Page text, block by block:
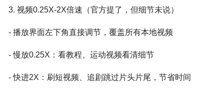
3. 视频0.25X-2X倍速（官方提了，但细节未说）
- 播放界面左下角直接调节，覆盖所有本地视频
- 慢放0.25X：看教程、运动视频看清细节
- 快进2X：刷短视频、追剧跳过片头片尾，节省时间